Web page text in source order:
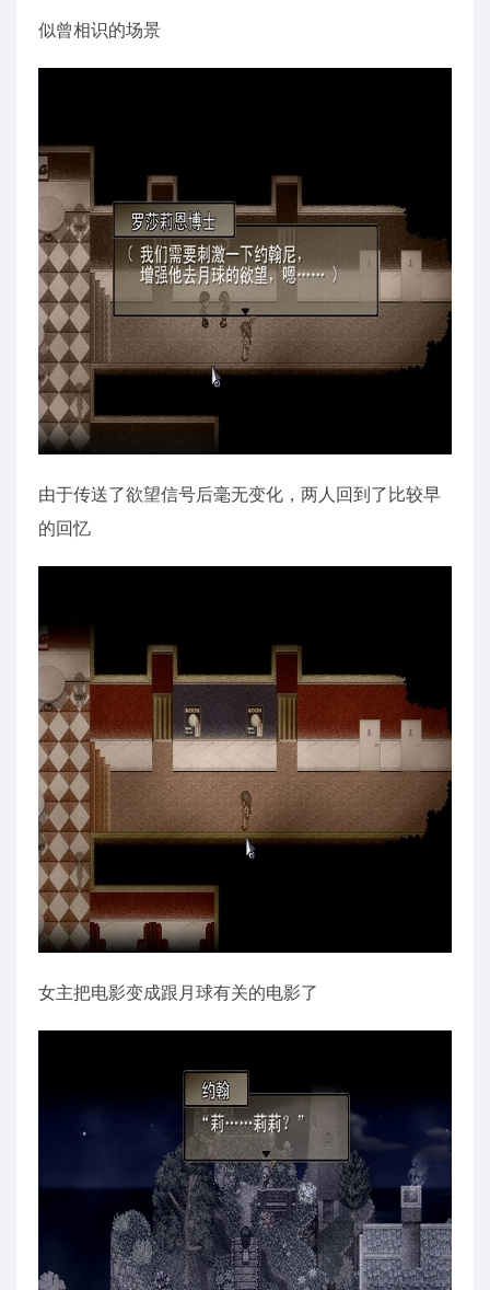
似曾相识的场景
由于传送了欲望信号后毫无变化，两人回到了比较早
的回忆
女主把电影变成跟月球有关的电影了